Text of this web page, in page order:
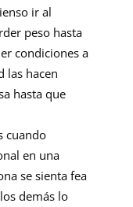
ir al
peso hasta
condiciones a
las hacen
hasta que
cuando
en una
se sienta fea
demás lo